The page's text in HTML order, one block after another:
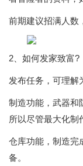
前期建议招满人数
2、如何发家致富?
发布任务，可理解
制造功能，武器和
所以尽管最大化制
仓库功能，制造完
备。